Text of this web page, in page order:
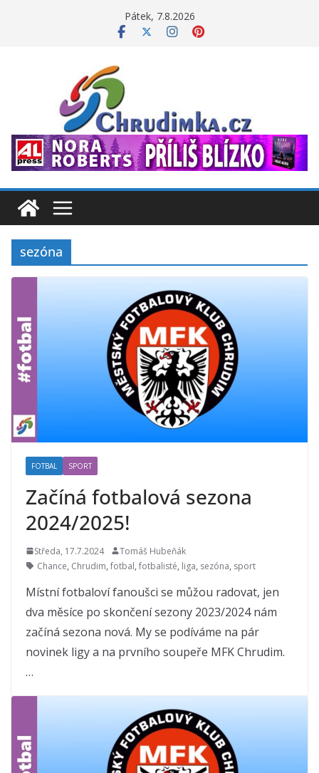
Pátek, 7.8.2026
sezóna
FOTBAL SPORT
Začíná fotbalová sezona
2024/2025!
Středa, 17.7.2024
Tomáš Hubeňák
Chance, Chrudim, fotbal, fotbalisté, liga, sezóna, sport
Místní fotbaloví fanoušci se můžou radovat, jen
dva měsíce po skončení sezony 2023/2024 nám
začíná sezona nová. My se podíváme na pár
novinek ligy a na prvního soupeře MFK Chrudim.
…